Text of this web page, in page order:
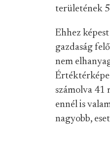
területének
Ehhez
gazdaság
nem
számolva 41
ennél is
nagyobb,